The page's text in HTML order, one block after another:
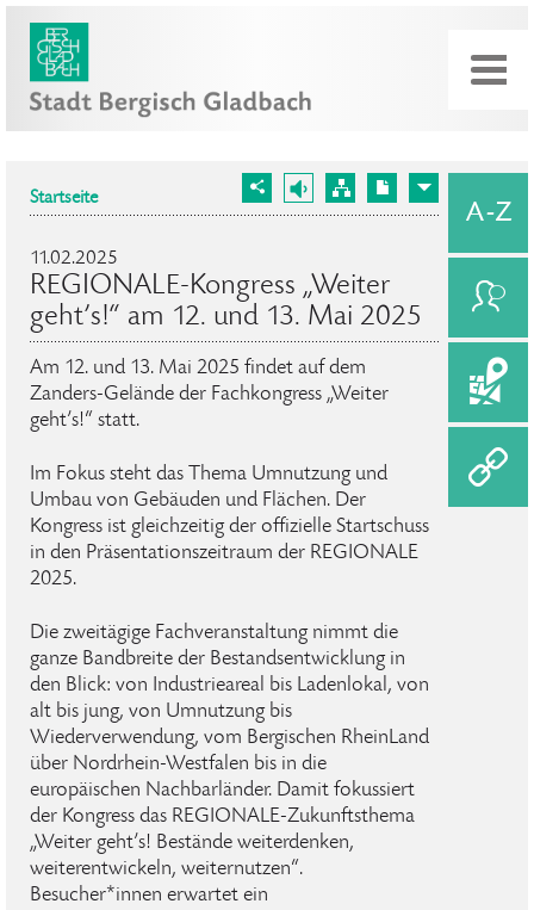
Startseite
11.02.2025
REGIONALE-Kongress „Weiter
geht’s!“ am 12. und 13. Mai 2025
Am 12. und 13. Mai 2025 findet auf dem
Zanders-Gelände der Fachkongress „Weiter
geht’s!“ statt.
Im Fokus steht das Thema Umnutzung und
Umbau von Gebäuden und Flächen. Der
Kongress ist gleichzeitig der offizielle Startschuss
in den Präsentationszeitraum der REGIONALE
2025.
Die zweitägige Fachveranstaltung nimmt die
ganze Bandbreite der Bestandsentwicklung in
den Blick: von Industrieareal bis Ladenlokal, von
alt bis jung, von Umnutzung bis
Wiederverwendung, vom Bergischen RheinLand
über Nordrhein-Westfalen bis in die
europäischen Nachbarländer. Damit fokussiert
der Kongress das REGIONALE-Zukunftsthema
„Weiter geht’s! Bestände weiterdenken,
weiterentwickeln, weiternutzen“.
Besucher*innen erwartet ein